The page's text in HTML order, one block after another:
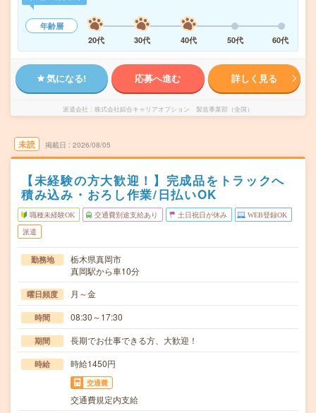
年齢層
20代
30代 40代 50代 60代
気になる! 応募へ進む 詳しく見る
派遣会社 株式会社綜合キャリアオプション 製造事業部（全国）
未読 掲載日 2026/08/05
【未経験の方大歓迎！】完成品をトラックへ
積み込み・おろし作業/日払いOK
職種未経験OK 交通費別途支給あり 土日祝日が休み WEB登録OK
派遣
勤務地
栃木県真岡市
真岡駅から車10分
曜日頻度 月～金
時間 08:30～17:30
期間 長期でお仕事できる方、大歓迎！
時給 時給1450円
交通費
交通費規定内支給